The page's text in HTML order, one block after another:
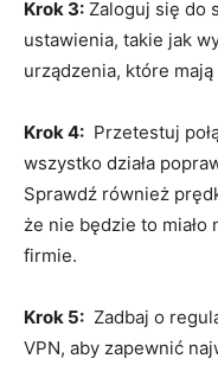
Krok⁣ 3: Zaloguj się do
ustawienia,⁢ takie jak
urządzenia, które
Krok 4:
Przetestuj
wszystko działa
Sprawdź również
że nie będzie to miało
firmie.
Krok 5:
Zadbaj o
VPN, aby zapewnić